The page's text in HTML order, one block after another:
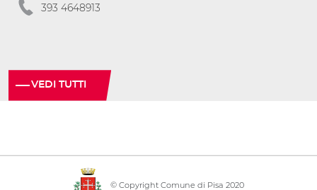
393 4648913
VEDI TUTTI
© Copyright Comune di Pisa 2020